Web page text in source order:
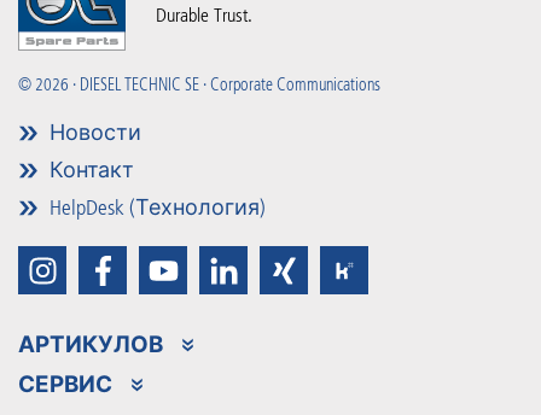
Durable Trust.
© 2026 · DIESEL TECHNIC SE · Corporate Communications
Новости
Контакт
HelpDesk (Технология)
АРТИКУЛОВ
Ассортимент продукции
СЕРВИС